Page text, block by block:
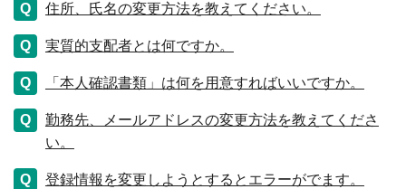
住所、氏名の変更方法を教えてください。
実質的支配者とは何ですか。
「本人確認書類」は何を用意すればいいですか。
勤務先、メールアドレスの変更方法を教えてくださ
い。
登録情報を変更しようとするとエラーがでます。